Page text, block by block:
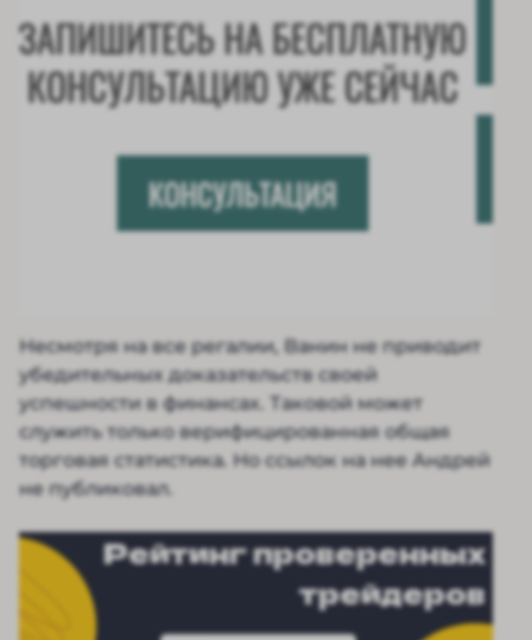
Несмотря на все регалии, Ванин не приводит
убедительных доказательств своей
успешности в финансах. Таковой может
служить только верифицированная общая
торговая статистика. Но ссылок на нее Андрей
не публиковал.
Рейтинг проверенных
трейдеров